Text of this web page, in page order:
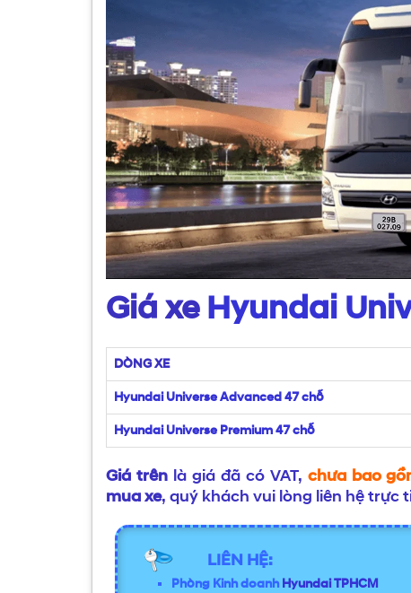
Giá xe Hyundai
DÒNG XE
Hyundai Universe Advanced 47 chỗ
Hyundai Universe Premium 47 chỗ
Giá trên là giá đã có VAT, chưa bao
mua xe, quý khách vui lòng liên hệ trực
LIÊN HỆ:
Phòng Kinh doanh Hyundai TPHCM